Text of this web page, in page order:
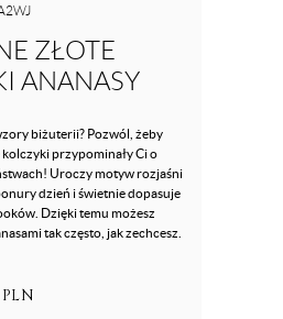
ZŁOTE
ANANASY
biżuterii? Pozwól, żeby
przypominały Ci o
Uroczy motyw rozjaśni
dzień i świetnie dopasuje
Dzięki temu możesz
tak często, jak zechcesz.
PLN